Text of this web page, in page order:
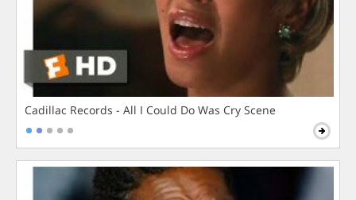
Cadillac Records - All I Could Do Was Cry Scene